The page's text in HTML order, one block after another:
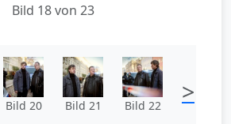
Bild 18 von 23
Bild 20 Bild 21 Bild 22 >